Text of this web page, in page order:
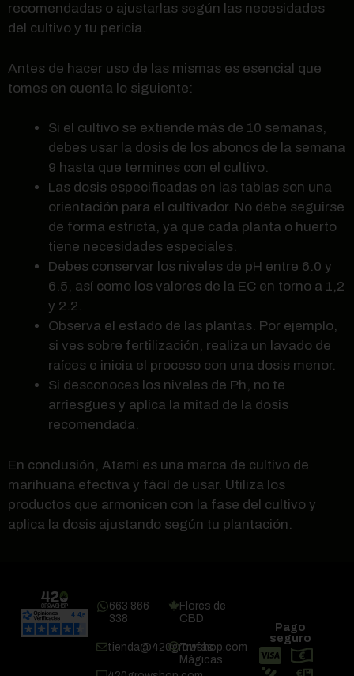
recomendadas o ajustarlas según las necesidades
del cultivo y tu pericia.
Antes de hacer uso de las mismas es esencial que
tomes en cuenta lo siguiente:
Si el cultivo se extiende más de 10 semanas,
debes usar la dosis de los abonos de la semana
9 hasta que termines con el cultivo.
Las dosis especificadas en las tablas son una
orientación para el cultivador. No debe seguirse
de forma estricta, ya que cada planta o huerto
tiene necesidades especiales.
Debes conservar los niveles de pH entre 6.0 y
6.5, así como los valores de la EC en torno a 1,2
y 2.2.
Observa el estado de las plantas. Por ejemplo,
si ves sobre fertilización, realiza un lavado de
raíces e inicia el proceso con una dosis menor.
Si desconoces los niveles de Ph, no te
arriesgues y aplica la mitad de la dosis
recomendada.
En conclusión, Atami es una marca de cultivo de
marihuana efectiva y fácil de usar. Utiliza los
productos que armonicen con la fase del cultivo y
aplica la dosis ajustando según tu plantación.
663 866
338
tienda@420growshop.com
Flores de
CBD
Trufas
Mágicas
Pago
seguro